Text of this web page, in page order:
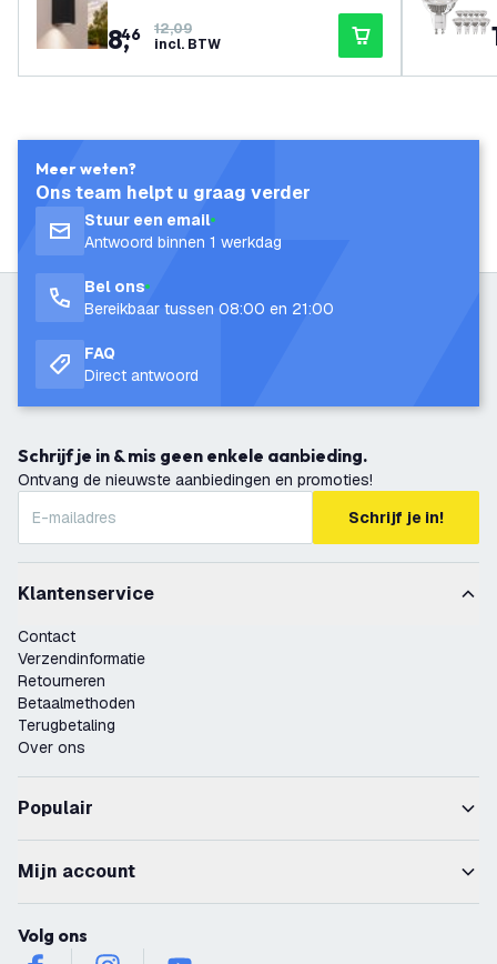
- GU10 Fitting - Up & Down - Zwart
- Geschikt voor Binnen & Buiten
8,
46
12,09
incl. BTW
Meer weten?
Ons team helpt u graag verder
Stuur een email
Antwoord binnen 1 werkdag
Bel ons
Bereikbaar tussen 08:00 en 21:00
FAQ
Direct antwoord
Schrijf je in & mis geen enkele aanbieding.
Ontvang de nieuwste aanbiedingen en promoties!
Schrijf je in!
Klantenservice
Contact
Verzendinformatie
Retourneren
Betaalmethoden
Terugbetaling
Over ons
Populair
Mijn account
Volg ons